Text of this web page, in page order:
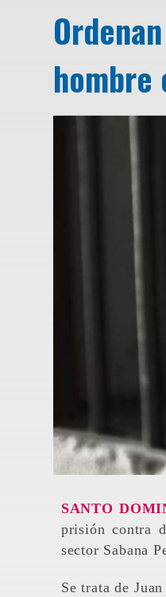
hombre
SANTO
prisión contra
sector Sabana
Se trata de